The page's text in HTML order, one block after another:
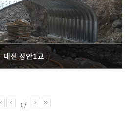
대전 장안1교
1/